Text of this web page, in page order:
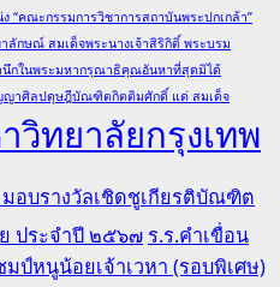
“คณะกรรมการวิชาการสถาบันพระปกเกล้า”
ลักษณ์ สมเด็จพระนางเจ้าสิริกิติ์ พระบรม
กในพระมหากรุณาธิคุณอันหาที่สุดมิได้
ญญาศิลปดุษฎีบัณฑิตกิตติมศักดิ์ แด่ สมเด็จ
วิทยาลัยกรุงเทพ
อบรางวัลเชิดชูเกียรติบัณฑิต
ประจำปี ๒๕๖๗ ร.ร.คำเขื่อน
ป์หนูน้อยเจ้าเวหา (รอบพิเศษ)